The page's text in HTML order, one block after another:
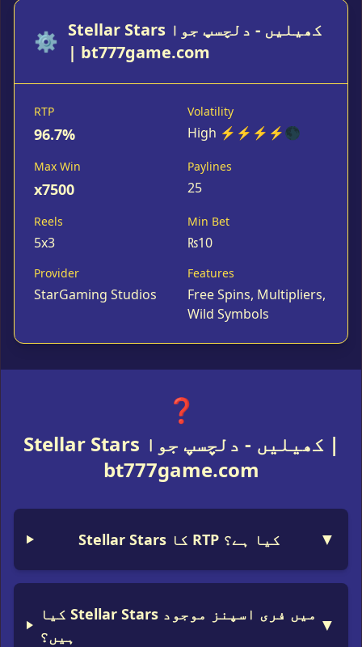
⚙️ Stellar Stars کھیلیں - دلچسپ جوا
| bt777game.com
RTP
96.7%
Volatility
High ⚡⚡⚡⚡🌑
Max Win
x7500
Paylines
25
Reels
5x3
Min Bet
₨10
Provider
StarGaming Studios
Features
Free Spins, Multipliers,
Wild Symbols
❓
Stellar Stars کھیلیں - دلچسپ جوا |
bt777game.com
Stellar Stars کا RTP کیا ہے؟ ▼
کیا Stellar Stars میں فری اسپنز موجود
ہیں؟
▼